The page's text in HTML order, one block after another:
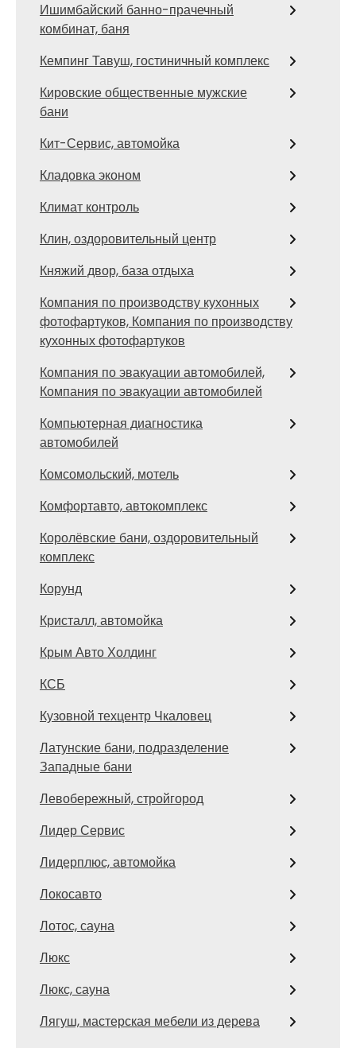
Ишимбайский банно-прачечный
комбинат, баня
Кемпинг Тавуш, гостиничный комплекс
Кировские общественные мужские
бани
Кит-Сервис, автомойка
Кладовка эконом
Климат контроль
Клин, оздоровительный центр
Княжий двор, база отдыха
Компания по производству кухонных
фотофартуков, Компания по производству
кухонных фотофартуков
Компания по эвакуации автомобилей,
Компания по эвакуации автомобилей
Компьютерная диагностика
автомобилей
Комсомольский, мотель
Комфортавто, автокомплекс
Королёвские бани, оздоровительный
комплекс
Корунд
Кристалл, автомойка
Крым Авто Холдинг
КСБ
Кузовной техцентр Чкаловец
Латунские бани, подразделение
Западные бани
Левобережный, стройгород
Лидер Сервис
Лидерплюс, автомойка
Локосавто
Лотос, сауна
Люкс
Люкс, сауна
Лягуш, мастерская мебели из дерева